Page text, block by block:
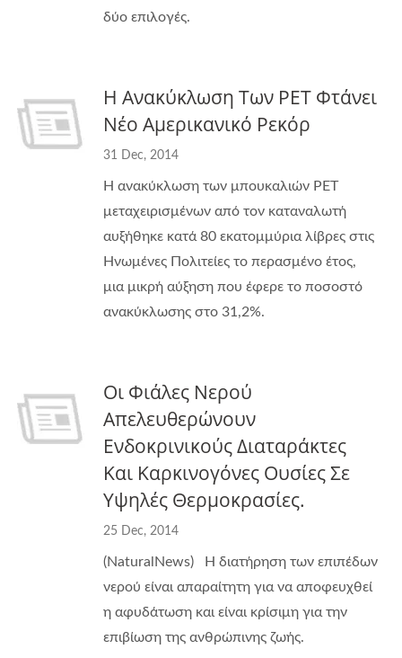
δύο επιλογές.
Η Ανακύκλωση Των PET Φτάνει
Νέο Αμερικανικό Ρεκόρ
31 Dec, 2014
Η ανακύκλωση των μπουκαλιών PET
μεταχειρισμένων από τον καταναλωτή
αυξήθηκε κατά 80 εκατομμύρια λίβρες στις
Ηνωμένες Πολιτείες το περασμένο έτος,
μια μικρή αύξηση που έφερε το ποσοστό
ανακύκλωσης στο 31,2%.
Οι Φιάλες Νερού
Απελευθερώνουν
Ενδοκρινικούς Διαταράκτες
Και Καρκινογόνες Ουσίες Σε
Υψηλές Θερμοκρασίες.
25 Dec, 2014
(NaturalNews) Η διατήρηση των επιπέδων
νερού είναι απαραίτητη για να αποφευχθεί
η αφυδάτωση και είναι κρίσιμη για την
επιβίωση της ανθρώπινης ζωής.